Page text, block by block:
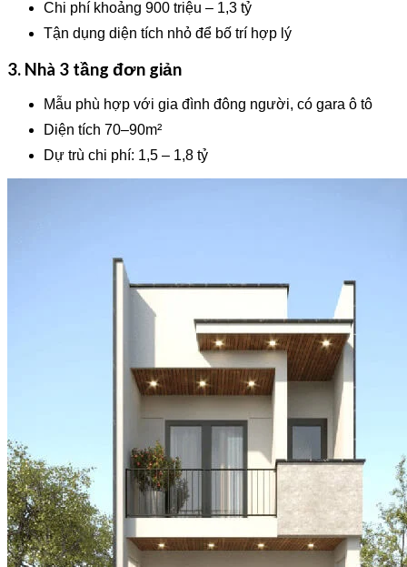
Chi phí khoảng 900 triệu – 1,3 tỷ
Tận dụng diện tích nhỏ để bố trí hợp lý
3. Nhà 3 tầng đơn giản
Mẫu phù hợp với gia đình đông người, có gara ô tô
Diện tích 70–90m²
Dự trù chi phí: 1,5 – 1,8 tỷ